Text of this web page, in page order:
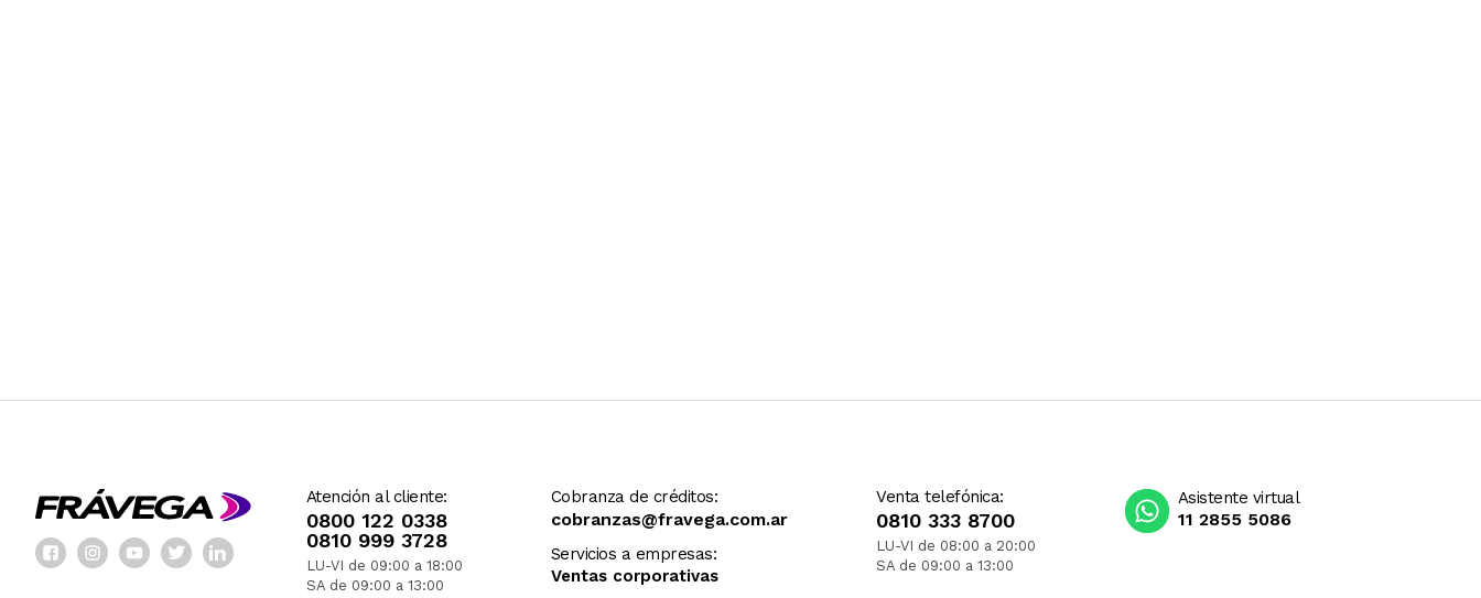
Atención al cliente:
0800 122 0338
0810 999 3728
LU-VI de 09:00 a 18:00
SA de 09:00 a 13:00
Cobranza de créditos:
cobranzas@fravega.com.ar
Servicios a empresas:
Ventas corporativas
Venta telefónica:
0810 333 8700
LU-VI de 08:00 a 20:00
SA de 09:00 a 13:00
Asistente virtual
11 2855 5086